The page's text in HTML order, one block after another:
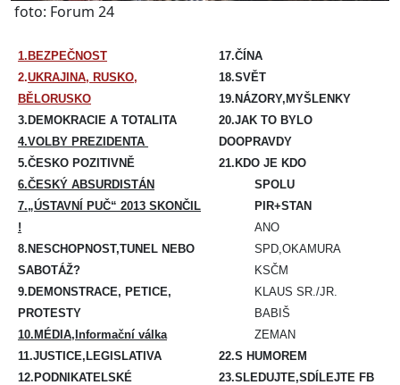
foto: Forum 24
1.BEZPEČNOST
2.UKRAJINA, RUSKO,
BĚLORUSKO
3.DEMOKRACIE A TOTALITA
4.VOLBY PREZIDENTA
5.ČESKO POZITIVNĚ
6.ČESKÝ ABSURDISTÁN
7.„ÚSTAVNÍ PUČ“ 2013 SKONČIL
!
8.NESCHOPNOST,TUNEL NEBO
SABOTÁŽ?
9.DEMONSTRACE, PETICE,
PROTESTY
10.MÉDIA,Informační válka
11.JUSTICE,LEGISLATIVA
12.PODNIKATELSKÉ
17.ČÍNA
18.SVĚT
19.NÁZORY,MYŠLENKY
20.JAK TO BYLO
DOOPRAVDY
21.KDO JE KDO
SPOLU
PIR+STAN
ANO
SPD,OKAMURA
KSČM
KLAUS SR./JR.
BABIŠ
ZEMAN
22.S HUMOREM
23.SLEDUJTE,SDÍLEJTE FB